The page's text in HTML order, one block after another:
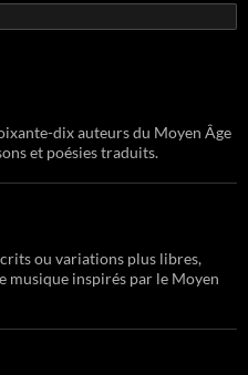
dix auteurs du Moyen Âge
et poésies traduits.
ou variations plus libres,
musique inspirés par le Moyen